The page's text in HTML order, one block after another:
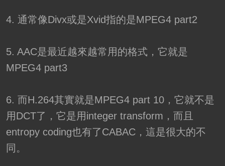
4. 通常像Divx或是Xvid指的是MPEG4 part2
5. AAC是最近越來越常用的格式，它就是
MPEG4 part3
6. 而H.264其實就是MPEG4 part 10，它就不是
用DCT了，它是用integer transform，而且
entropy coding也有了CABAC，這是很大的不
同。